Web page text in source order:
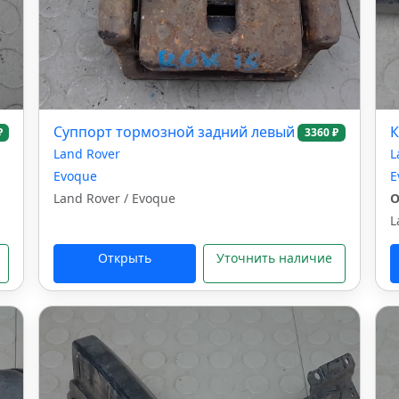
Суппорт тормозной задний левый 3360 ₽
Land Rover
Evoque
Land Rover / Evoque
Открыть Уточнить наличие